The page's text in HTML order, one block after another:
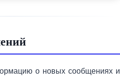
о новых сообщениях и